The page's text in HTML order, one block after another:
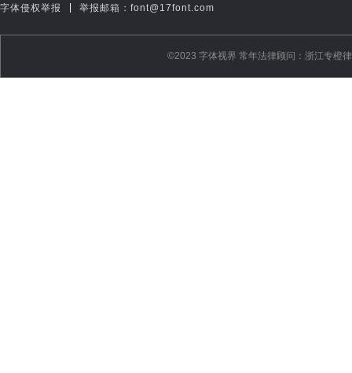
字体侵权举报 | 举报邮箱：font@17font.com
©️2023 字体视界 常年法律顾问：浙江专橙